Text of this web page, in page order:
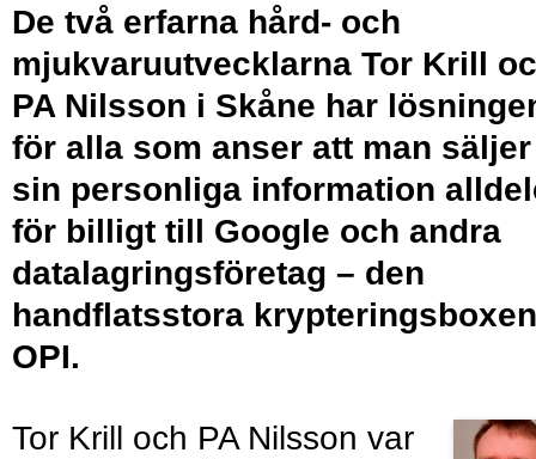
De två erfarna hård- och
mjukvaruutvecklarna Tor Krill
PA Nilsson i Skåne har
för alla som anser att man
sin personliga information
för billigt till Google och andra
datalagringsföretag – den
handflatsstora krypteringsboxen
OPI.
Tor Krill och PA Nilsson var